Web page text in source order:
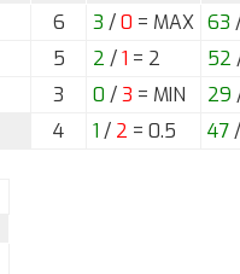
6 3 /0 = MAX 63
5 2 /1 = 2 52
3 0 /3 = MIN 29
4 1 / 2 = 0.5 47/